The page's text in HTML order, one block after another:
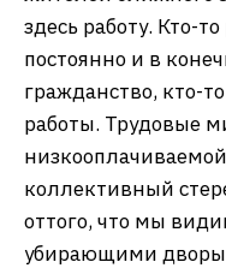
здесь работу. Кто-
постоянно и в
гражданство, кто-
работы. Трудовые
коллективный
оттого, что мы
убирающими дворы